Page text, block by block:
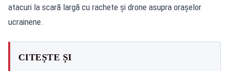
atacuri la scară largă cu rachete şi drone asupra oraşelor
ucrainene.
CITEȘTE ȘI